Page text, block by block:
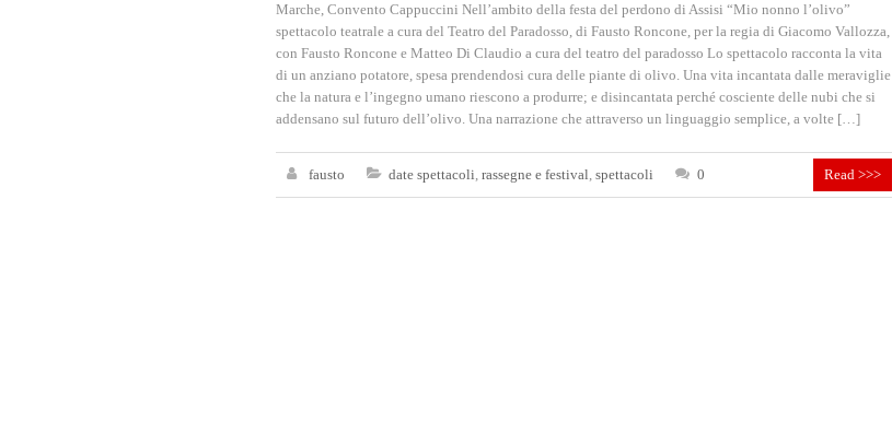
Marche, Convento Cappuccini Nell’ambito della festa del perdono di Assisi “Mio nonno l’olivo”
spettacolo teatrale a cura del Teatro del Paradosso, di Fausto Roncone, per la regia di Giacomo Vallozza,
con Fausto Roncone e Matteo Di Claudio a cura del teatro del paradosso Lo spettacolo racconta la vita
di un anziano potatore, spesa prendendosi cura delle piante di olivo. Una vita incantata dalle meraviglie
che la natura e l’ingegno umano riescono a produrre; e disincantata perché cosciente delle nubi che si
addensano sul futuro dell’olivo. Una narrazione che attraverso un linguaggio semplice, a volte […]
fausto date spettacoli, rassegne e festival, spettacoli 0 Read >>>